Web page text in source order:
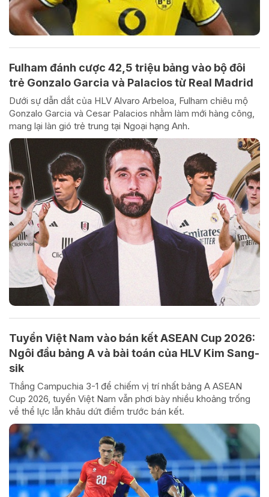
Fulham đánh cược 42,5 triệu bảng vào bộ đôi
trẻ Gonzalo Garcia và Palacios từ Real Madrid
Dưới sự dẫn dắt của HLV Alvaro Arbeloa, Fulham chiêu mộ
Gonzalo Garcia và Cesar Palacios nhằm làm mới hàng công,
mang lại làn gió trẻ trung tại Ngoại hạng Anh.
Tuyển Việt Nam vào bán kết ASEAN Cup 2026:
Ngôi đầu bảng A và bài toán của HLV Kim Sang-
sik
Thắng Campuchia 3-1 để chiếm vị trí nhất bảng A ASEAN
Cup 2026, tuyển Việt Nam vẫn phơi bày nhiều khoảng trống
về thể lực lẫn khâu dứt điểm trước bán kết.